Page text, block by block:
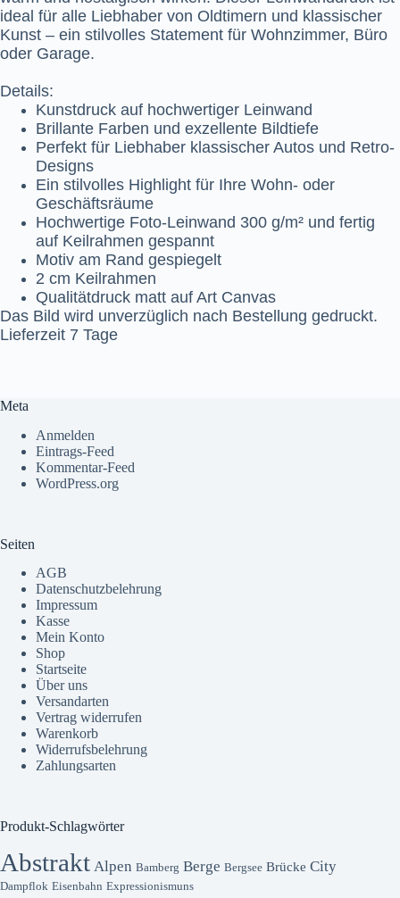
ideal für alle Liebhaber von Oldtimern und klassischer
Kunst – ein stilvolles Statement für Wohnzimmer, Büro
oder Garage.
Details:
Kunstdruck auf hochwertiger Leinwand
Brillante Farben und exzellente Bildtiefe
Perfekt für Liebhaber klassischer Autos und Retro-
Designs
Ein stilvolles Highlight für Ihre Wohn- oder
Geschäftsräume
Hochwertige Foto-Leinwand 300 g/m² und fertig
auf Keilrahmen gespannt
Motiv am Rand gespiegelt
2 cm Keilrahmen
Qualitätdruck matt auf Art Canvas
Das Bild wird unverzüglich nach Bestellung gedruckt.
Lieferzeit 7 Tage
Meta
Anmelden
Eintrags-Feed
Kommentar-Feed
WordPress.org
Seiten
AGB
Datenschutzbelehrung
Impressum
Kasse
Mein Konto
Shop
Startseite
Über uns
Versandarten
Vertrag widerrufen
Warenkorb
Widerrufsbelehrung
Zahlungsarten
Produkt-Schlagwörter
Abstrakt Alpen Bamberg Berge Bergsee Brücke City
Dampflok Eisenbahn Expressionismuns